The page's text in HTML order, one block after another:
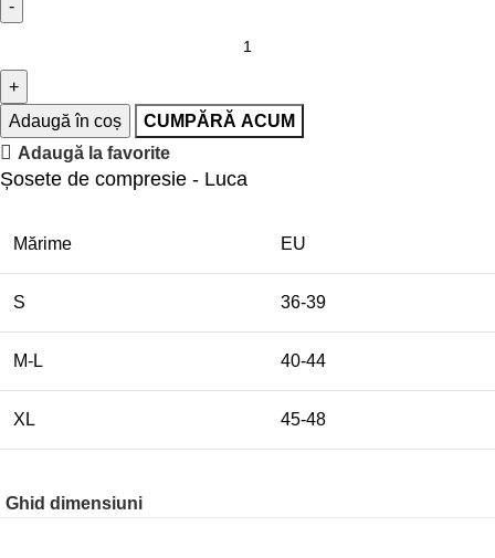
Adaugă în coș
CUMPĂRĂ ACUM
Adaugă la favorite
Șosete de compresie - Luca
Mărime EU
S 36-39
M-L 40-44
XL 45-48
Ghid dimensiuni